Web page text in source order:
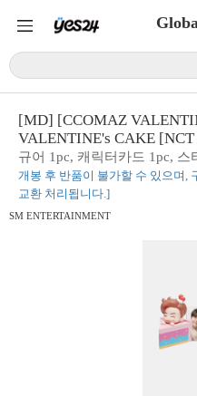
[MD] [CCOMAZ
VALENTINE's CAKE
규어 1pc, 캐릭터카드 1pc, 스
개봉 후 반품이 불가할 수 있으며,
교환 처리됩니다.]
SM ENTERTAINMENT